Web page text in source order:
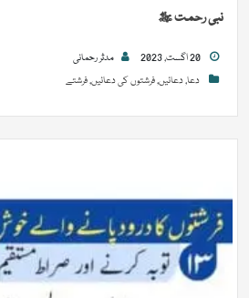
نبی رحمت ﷺ
مدثر رحمانی
دعا,دعائیں,فرشتوں کی دعائیں,فرشتے